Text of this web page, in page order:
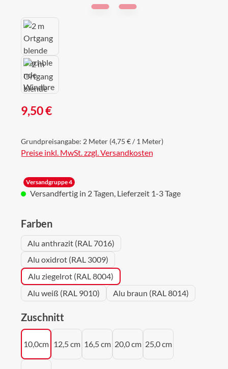
Regulärer Preis:
9,50 €
Grundpreisangabe: 2 Meter (4,75 € / 1 Meter)
Preise inkl. MwSt. zzgl. Versandkosten
Versandgruppe 4
Versandfertig in 2 Tagen, Lieferzeit 1-3 Tage
Farbenauswählen
Alu anthrazit (RAL 7016)
Alu oxidrot (RAL 3009)
Alu ziegelrot (RAL 8004)
Alu weiß (RAL 9010)
Alu braun (RAL 8014)
Zuschnitt
10,0cm 12,5 cm 16,5 cm 20,0 cm 25,0 cm